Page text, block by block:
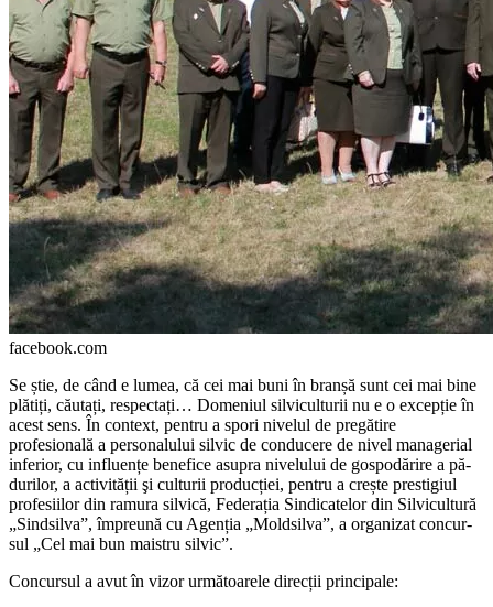
facebook.com
Se știe, de când e lumea, că cei mai buni în branșă sunt cei mai bine
plătiți, căutați, respectați… Domeniul silviculturii nu e o excepție în
acest sens. În context, pentru a spori nivelul de pregătire
profesională a personalului silvic de conducere de nivel managerial
inferior, cu influențe benefi­ce asupra nivelului de gospodărire a pă­
durilor, a activității şi culturii producției, pentru a crește prestigiul
profesiilor din ramura silvică, Federația Sindicatelor din Silvicultură
„Sindsilva”, împreună cu Agenția „Moldsilva”, a organizat concur­
sul „Cel mai bun maistru silvic”.
Concursul a avut în vizor următoarele direcții principale: